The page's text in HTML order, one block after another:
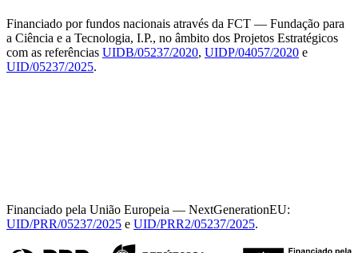
Financiado por fundos nacionais através da FCT — Fundação para
a Ciência e a Tecnologia, I.P., no âmbito dos Projetos Estratégicos
com as referências UIDB/05237/2020, UIDP/04057/2020 e
UID/05237/2025.
Financiado pela União Europeia — NextGenerationEU:
UID/PRR/05237/2025 e UID/PRR2/05237/2025.